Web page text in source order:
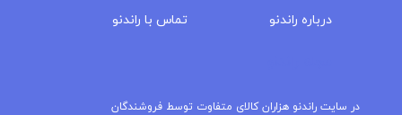
درباره‌ راندنو تماس با راندنو
در سایت راندنو هزاران کالای متفاوت توسط فروشندگان